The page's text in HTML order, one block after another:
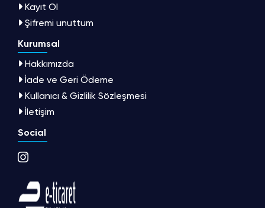
Kayıt Ol
Şifremi unuttum
Kurumsal
Hakkımızda
İade ve Geri Ödeme
Kullanıcı & Gizlilik Sözleşmesi
İletişim
Social